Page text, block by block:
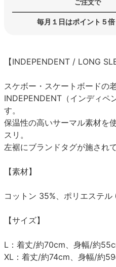
ご注文で
毎月１日はポイント５
【INDEPENDENT / LONG
スケボー・スケートボードの
INDEPENDENT（インディペ
す。
保温性の高いサーマル素材を
スリ。
左裾にブランドタグが施されて
【素材】
コットン 35%、ポリエステル
【サイズ】
L：着丈/約70cm、身幅/約
XL：着丈/約74cm、身幅/約